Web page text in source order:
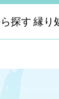
探す 縁り